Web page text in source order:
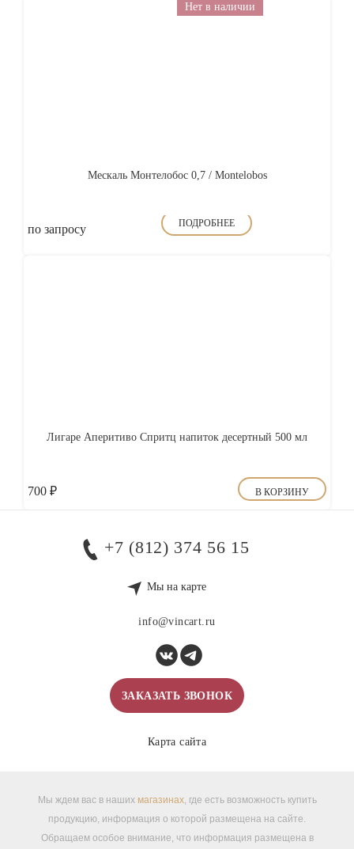
Нет в наличии
Мескаль Монтелобос 0,7 / Montelobos
по запросу ПОДРОБНЕЕ
Лигаре Аперитиво Спритц напиток десертный 500 мл
700 ₽ В КОРЗИНУ
+7 (812) 374 56 15
Мы на карте
info@vincart.ru
ЗАКАЗАТЬ ЗВОНОК
Карта сайта
Мы ждем вас в наших магазинах, где есть возможность купить
продукцию, информация о которой размещена на сайте.
Обращаем особое внимание, что информация размещена в